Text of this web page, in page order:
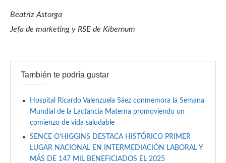
Beatriz Astorga
Jefa de marketing y RSE de Kibernum
También te podría gustar
Hospital Ricardo Valenzuela Sáez conmemora la Semana
Mundial de la Lactancia Materna promoviendo un
comienzo de vida saludable
SENCE O’HIGGINS DESTACA HISTÓRICO PRIMER
LUGAR NACIONAL EN INTERMEDIACIÓN LABORAL Y
MÁS DE 147 MIL BENEFICIADOS EL 2025